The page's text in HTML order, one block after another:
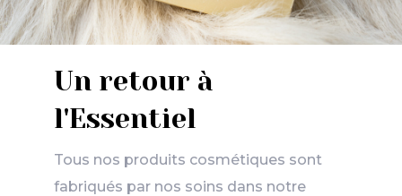
Un retour à
l'Essentiel
Tous nos produits cosmétiques sont
fabriqués par nos soins dans notre